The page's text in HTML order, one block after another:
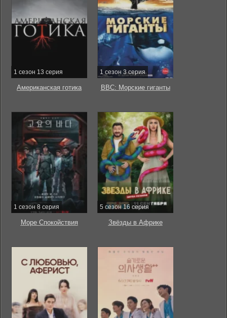
1 сезон 13 серия
Американская готика
1 сезон 3 серия
BBC: Морские гиганты
1 сезон 8 серия
Море Спокойствия
5 сезон 16 серия
Звёзды в Африке